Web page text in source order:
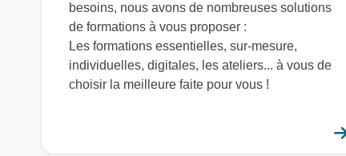
besoins, nous avons de nombreuses solutions
de formations à vous proposer :
Les formations essentielles, sur-mesure,
individuelles, digitales, les ateliers... à vous de
choisir la meilleure faite pour vous !